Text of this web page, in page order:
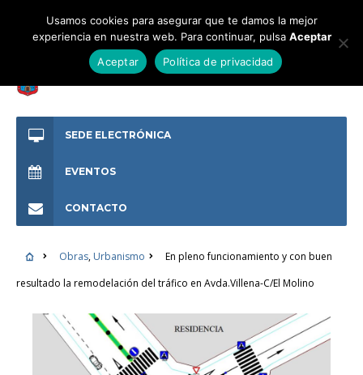
SEDE ELECTRÓNICA
EVENTOS
CONTACTO
Obras, Urbanismo
En pleno funcionamiento y con buen
resultado la remodelación del tráfico en Avda.Villena-C/El Molino
Usamos cookies para asegurar que te damos la mejor
experiencia en nuestra web. Para continuar, pulsa Aceptar
Aceptar
Política de privacidad